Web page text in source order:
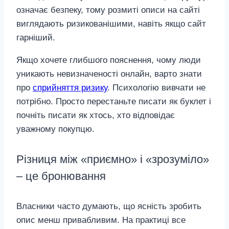
означає безпеку, тому розмиті описи на сайті
виглядають ризикованішими, навіть якщо сайт
гарніший.
Якщо хочете глибшого пояснення, чому люди
уникають невизначеності онлайн, варто знати
про сприйняття ризику. Психологію вивчати не
потрібно. Просто перестаньте писати як буклет і
почніть писати як хтось, хто відповідає
уважному покупцю.
Різниця між «приємно» і «зрозуміло»
– це бронювання
Власники часто думають, що ясність зробить
опис менш привабливим. На практиці все